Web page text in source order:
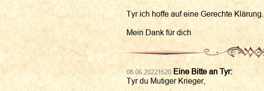
Tyr ich hoffe auf eine Gerechte Klärung.
Mein Dank für dich
08.06.20221520Eine Bitte an Tyr:
Tyr du Mutiger Krieger,